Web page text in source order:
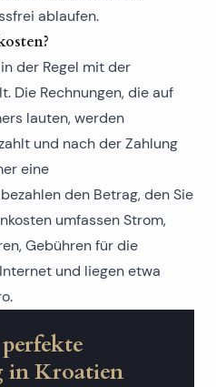
ablaufen.
der Regel mit der
Die Rechnungen, die auf
lauten, werden
und nach der Zahlung
eine
den Betrag, den Sie
umfassen Strom,
Gebühren für die
und liegen etwa
in Kroatien